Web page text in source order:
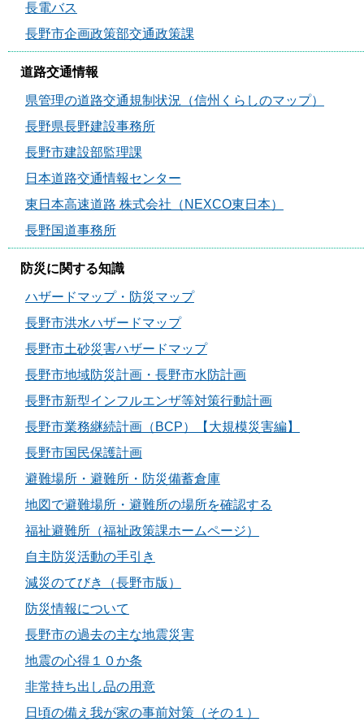
長電バス
長野市企画政策部交通政策課
道路交通情報
県管理の道路交通規制状況（信州くらしのマップ）
長野県長野建設事務所
長野市建設部監理課
日本道路交通情報センター
東日本高速道路 株式会社（NEXCO東日本）
長野国道事務所
防災に関する知識
ハザードマップ・防災マップ
長野市洪水ハザードマップ
長野市土砂災害ハザードマップ
長野市地域防災計画・長野市水防計画
長野市新型インフルエンザ等対策行動計画
長野市業務継続計画（BCP）【大規模災害編】
長野市国民保護計画
避難場所・避難所・防災備蓄倉庫
地図で避難場所・避難所の場所を確認する
福祉避難所（福祉政策課ホームページ）
自主防災活動の手引き
減災のてびき（長野市版）
防災情報について
長野市の過去の主な地震災害
地震の心得１０か条
非常持ち出し品の用意
日頃の備え我が家の事前対策（その１）